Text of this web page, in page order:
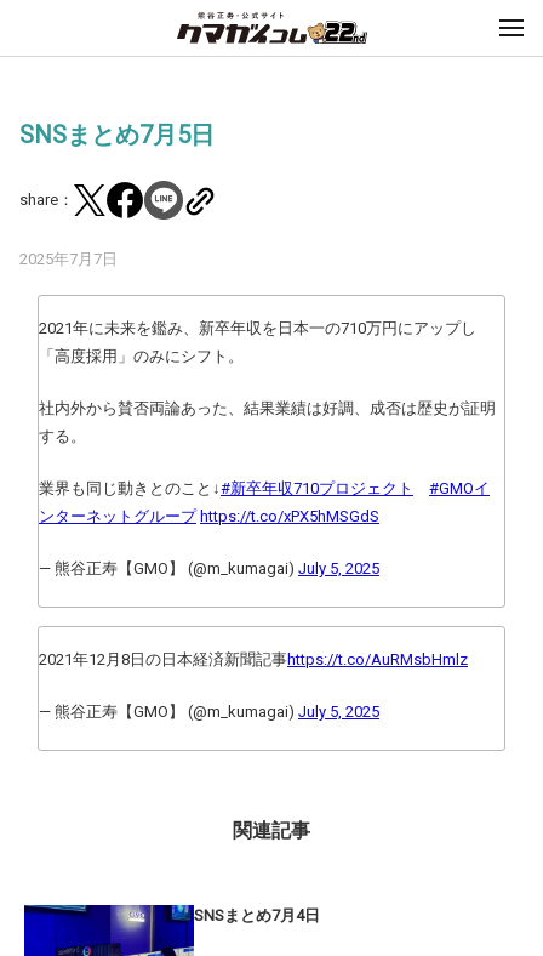
SNSまとめ7月5日
share：
2025年7月7日
2021年に未来を鑑み、新卒年収を日本一の710万円にアップし
「高度採用」のみにシフト。
社内外から賛否両論あった、結果業績は好調、成否は歴史が証明
する。
業界も同じ動きとのこと↓#新卒年収710プロジェクト
#GMOイ
ンターネットグループ https://t.co/xPX5hMSGdS
— 熊谷正寿【GMO】 (@m_kumagai) July 5, 2025
2021年12月8日の日本経済新聞記事https://t.co/AuRMsbHmlz
— 熊谷正寿【GMO】 (@m_kumagai) July 5, 2025
関連記事
SNSまとめ7月4日